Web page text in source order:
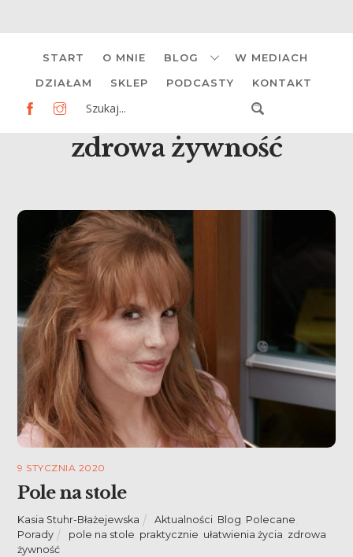
content
START O MNIE BLOG W MEDIACH
DZIAŁAM SKLEP PODCASTY KONTAKT
zdrowa żywność
9 STYCZNIA 2020
Pole na stole
Kasia Stuhr-Błażejewska Aktualności Blog Polecane
Porady
pole na stole praktycznie ułatwienia życia zdrowa
żywność